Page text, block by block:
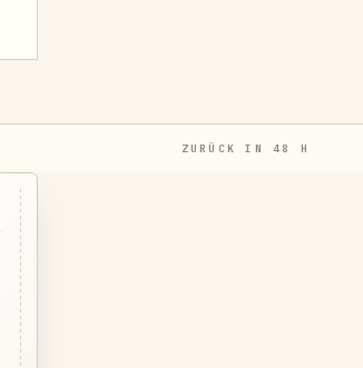
ZURÜCK IN 48 H